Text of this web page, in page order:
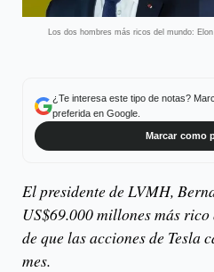
Los dos hombres más ricos del mundo:
¿Te interesa este tipo de notas?
preferida en Google.
Marcar como
El presidente de LVMH,
US$69.000 millones más
de que las acciones de Tesla
mes.